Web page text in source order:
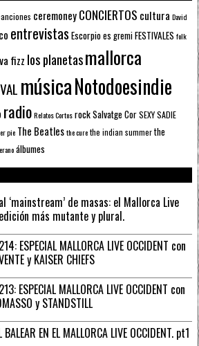
ceremoneyCONCIERTOS cultura David
entrevistas Escorpioes gremiFESTIVALES folk
fizz los planetasmallorca
músicaNotodoesindie
radioRelatos CortosrockSalvatge CorSEXY SADIE
pie The Beatlesthe curethe indian summerthe
álbumes
‘mainstream’ de masas: el Mallorca Live
más mutante y plural.
ESPECIAL MALLORCA LIVE OCCIDENT con
y KAISER CHIEFS
ESPECIAL MALLORCA LIVE OCCIDENT con
y STANDSTILL
BALEAR EN EL MALLORCA LIVE OCCIDENT. pt1